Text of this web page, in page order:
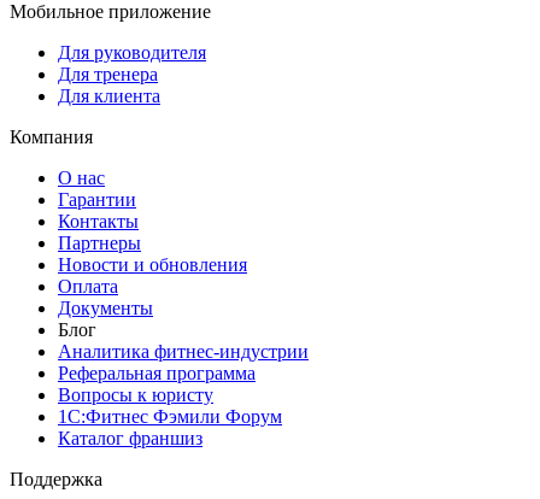
Мобильное приложение
Для руководителя
Для тренера
Для клиента
Компания
О нас
Гарантии
Контакты
Партнеры
Новости и обновления
Оплата
Документы
Блог
Аналитика фитнес-индустрии
Реферальная программа
Вопросы к юристу
1С:Фитнес Фэмили Форум
Каталог франшиз
Поддержка